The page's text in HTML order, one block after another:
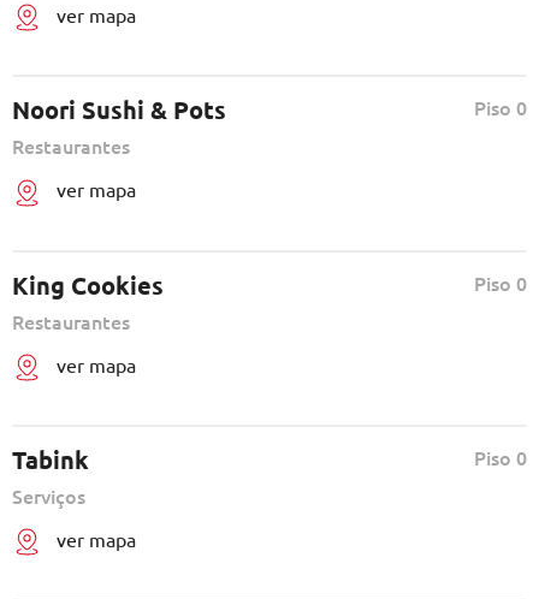
ver mapa
Noori Sushi & Pots
Piso 0
Restaurantes
ver mapa
King Cookies
Piso 0
Restaurantes
ver mapa
Tabink
Piso 0
Serviços
ver mapa